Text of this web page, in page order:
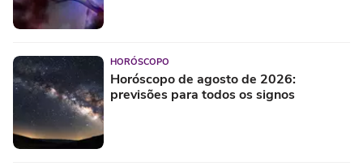
HORÓSCOPO
Horóscopo de agosto de 2026:
previsões para todos os signos